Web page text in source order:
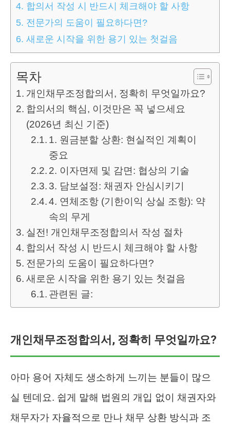
4. 합의서 작성 시 반드시 체크해야 할 사항
5. 전문가의 도움이 필요하다면?
6. 새로운 시작을 위한 용기 있는 첫걸음
목차
개인채무조정합의서, 정확히 무엇일까요?
합의서의 핵심, 이것만은 꼭 넣으세요
(2026년 최신 기준)
1. 원금분할 상환: 현실적인 계획이
중요
2. 이자면제 및 감면: 협상의 기술
3. 담보설정: 채권자 안심시키기
4. 연체조항 (기한이익 상실 조항): 약
속의 무게
실전! 개인채무조정합의서 작성 절차
합의서 작성 시 반드시 체크해야 할 사항
전문가의 도움이 필요하다면?
새로운 시작을 위한 용기 있는 첫걸음
관련된 글:
개인채무조정합의서, 정확히 무엇일까요?
아마 용어 자체도 생소하게 느끼는 분들이 많으
실 텐데요. 쉽게 말해 법원의 개입 없이 채권자와
채무자가 자율적으로 만나 채무 상환 방식과 조